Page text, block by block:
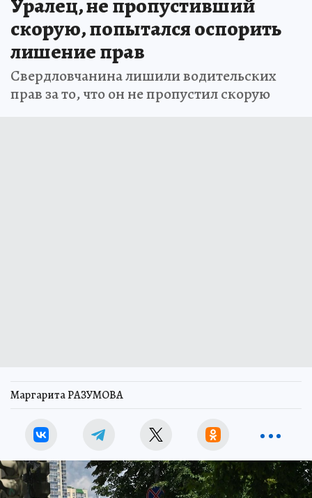
скорую, попытался оспорить
лишение прав
Свердловчанина лишили водительских
прав за то, что он не пропустил скорую
Маргарита РАЗУМОВА